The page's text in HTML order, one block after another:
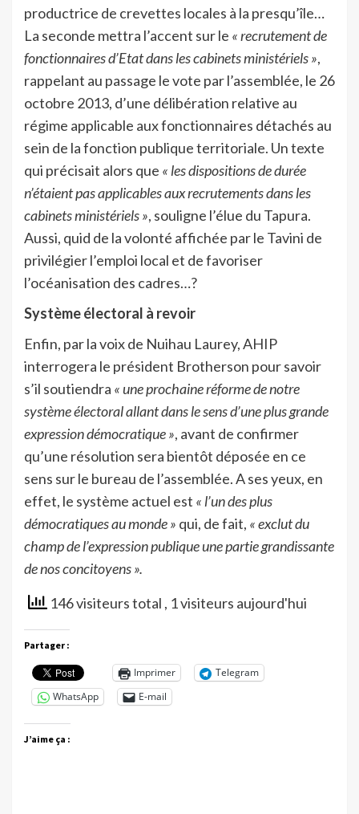
productrice de crevettes locales à la presqu’île…
La seconde mettra l’accent sur le « recrutement de
fonctionnaires d’Etat dans les cabinets ministériels »,
rappelant au passage le vote par l’assemblée, le 26
octobre 2013, d’une délibération relative au
régime applicable aux fonctionnaires détachés au
sein de la fonction publique territoriale. Un texte
qui précisait alors que « les dispositions de durée
n’étaient pas applicables aux recrutements dans les
cabinets ministériels », souligne l’élue du Tapura.
Aussi, quid de la volonté affichée par le Tavini de
privilégier l’emploi local et de favoriser
l’océanisation des cadres…?
Système électoral à revoir
Enfin, par la voix de Nuihau Laurey, AHIP
interrogera le président Brotherson pour savoir
s’il soutiendra « une prochaine réforme de notre
système électoral allant dans le sens d’une plus grande
expression démocratique », avant de confirmer
qu’une résolution sera bientôt déposée en ce
sens sur le bureau de l’assemblée. A ses yeux, en
effet, le système actuel est « l’un des plus
démocratiques au monde » qui, de fait, « exclut du
champ de l’expression publique une partie grandissante
de nos concitoyens ».
146 visiteurs total , 1 visiteurs aujourd'hui
Partager :
Imprimer
Telegram
WhatsApp
E-mail
J’aime ça :